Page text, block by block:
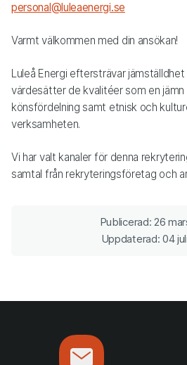
personal@luleaenergi.se
Varmt välkommen med din ansökan!
Luleå Energi eftersträvar
värdesätter de kvalitéer som en
könsfördelning samt etnisk och
verksamheten.
Vi har valt kanaler för denna
samtal från rekryteringsföretag och
Publicerad: 26
Uppdaterad: 04